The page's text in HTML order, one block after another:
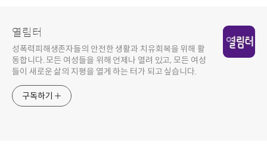
열림터
성폭력피해생존자들의 안전한 생활과 치유회복을 위해 활
동합니다. 모든 여성들을 위해 언제나 열려 있고, 모든 여성
들이 새로운 삶의 지평을 열게 하는 터가 되고 싶습니다.
구독하기